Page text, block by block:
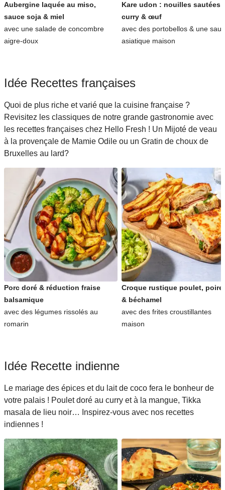
Aubergine laquée au miso,
sauce soja & miel
avec une salade de concombre
aigre-doux
Kare udon : nouilles sautées
curry & œuf
avec des portobellos & une
asiatique maison
Idée Recettes françaises
Quoi de plus riche et varié que la cuisine française ?
Revisitez les classiques de notre grande gastronomie avec
les recettes françaises chez Hello Fresh ! Un Mijoté de veau
à la provençale de Mamie Odile ou un Gratin de choux de
Bruxelles au lard?
Porc doré & réduction fraise
balsamique
avec des légumes rissolés au
romarin
Croque rustique poulet,
& béchamel
avec des frites croustillantes
maison
Idée Recette indienne
Le mariage des épices et du lait de coco fera le bonheur de
votre palais ! Poulet doré au curry et à la mangue, Tikka
masala de lieu noir… Inspirez-vous avec nos recettes
indiennes !